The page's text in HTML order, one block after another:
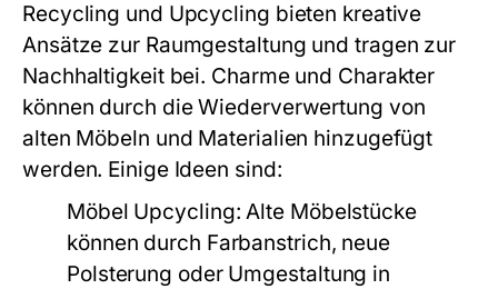
Recycling und Upcycling bieten kreative
Ansätze zur Raumgestaltung und tragen zur
Nachhaltigkeit bei. Charme und Charakter
können durch die Wiederverwertung von
alten Möbeln und Materialien hinzugefügt
werden. Einige Ideen sind:
Möbel Upcycling: Alte Möbelstücke
können durch Farbanstrich, neue
Polsterung oder Umgestaltung in